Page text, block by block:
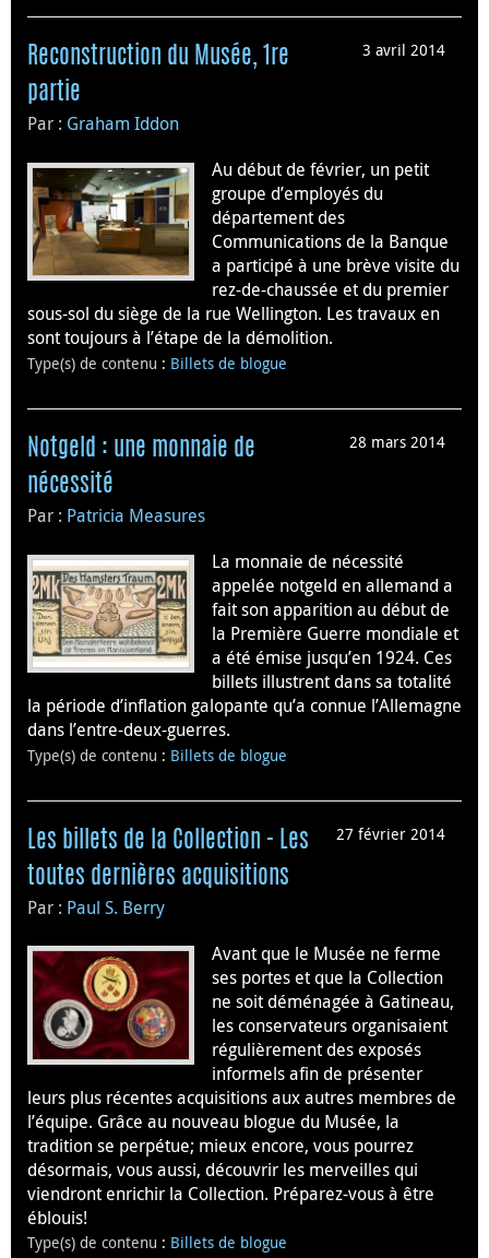
3 avril 2014
Reconstruction du Musée, 1re
partie
Par : Graham Iddon
Au début de février, un petit
groupe d’employés du
département des
Communications de la Banque
a participé à une brève visite du
rez-de-chaussée et du premier
sous-sol du siège de la rue Wellington. Les travaux en
sont toujours à l’étape de la démolition.
Type(s) de contenu : Billets de blogue
28 mars 2014
Notgeld : une monnaie de
nécessité
Par : Patricia Measures
La monnaie de nécessité
appelée notgeld en allemand a
fait son apparition au début de
la Première Guerre mondiale et
a été émise jusqu’en 1924. Ces
billets illustrent dans sa totalité
la période d’inflation galopante qu’a connue l’Allemagne
dans l’entre-deux-guerres.
Type(s) de contenu : Billets de blogue
27 février 2014
Les billets de la Collection - Les
toutes dernières acquisitions
Par : Paul S. Berry
Avant que le Musée ne ferme
ses portes et que la Collection
ne soit déménagée à Gatineau,
les conservateurs organisaient
régulièrement des exposés
informels afin de présenter
leurs plus récentes acquisitions aux autres membres de
l’équipe. Grâce au nouveau blogue du Musée, la
tradition se perpétue; mieux encore, vous pourrez
désormais, vous aussi, découvrir les merveilles qui
viendront enrichir la Collection. Préparez-vous à être
éblouis!
Type(s) de contenu : Billets de blogue